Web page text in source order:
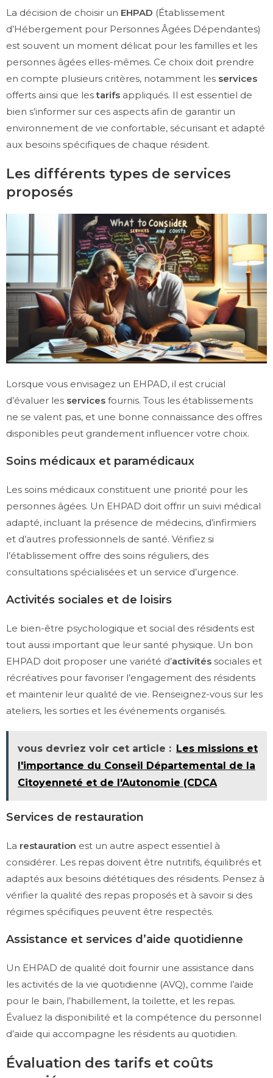
La décision de choisir un EHPAD (Établissement
d’Hébergement pour Personnes Âgées Dépendantes)
est souvent un moment délicat pour les familles et les
personnes âgées elles-mêmes. Ce choix doit prendre
en compte plusieurs critères, notamment les services
offerts ainsi que lestarifs appliqués. Il est essentiel de
bien s’informer sur ces aspects afin de garantir un
environnement de vie confortable, sécurisant et adapté
aux besoins spécifiques de chaque résident.
Les différents types de services
proposés
Lorsque vous envisagez un EHPAD, il est crucial
d’évaluer les services fournis. Tous les établissements
ne se valent pas, et une bonne connaissance des offres
disponibles peut grandement influencer votre choix.
Soins médicaux et paramédicaux
Les soins médicaux constituent une priorité pour les
personnes âgées. Un EHPAD doit offrir un suivi médical
adapté, incluant la présence de médecins, d’infirmiers
et d’autres professionnels de santé. Vérifiez si
l’établissement offre des soins réguliers, des
consultations spécialisées et un service d’urgence.
Activités sociales et de loisirs
Le bien-être psychologique et social des résidents est
tout aussi important que leur santé physique. Un bon
EHPAD doit proposer une variété d’activités sociales et
récréatives pour favoriser l’engagement des résidents
et maintenir leur qualité de vie. Renseignez-vous sur les
ateliers, les sorties et les événements organisés.
vous devriez voir cet article : Les missions et
l'importance du Conseil Départemental de la
Citoyenneté et de l'Autonomie (CDCA
Services de restauration
La restauration est un autre aspect essentiel à
considérer. Les repas doivent être nutritifs, équilibrés et
adaptés aux besoins diététiques des résidents. Pensez à
vérifier la qualité des repas proposés et à savoir si des
régimes spécifiques peuvent être respectés.
Assistance et services d’aide quotidienne
Un EHPAD de qualité doit fournir une assistance dans
les activités de la vie quotidienne (AVQ), comme l’aide
pour le bain, l’habillement, la toilette, et les repas.
Évaluez la disponibilité et la compétence du personnel
d’aide qui accompagne les résidents au quotidien.
Évaluation des tarifs et coûts